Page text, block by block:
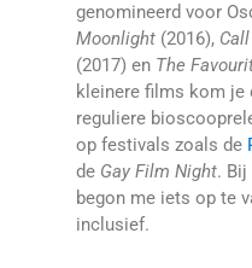
genomineerd voor
Moonlight(2016),
(2017) en The
kleinere films kom je
reguliere
op festivals zoals de
de Gay Film Night. Bij
begon me iets op te
inclusief.